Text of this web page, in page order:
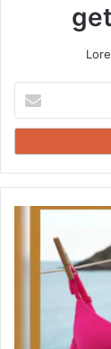
your
Email